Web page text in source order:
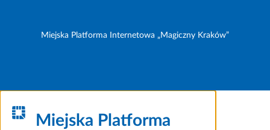
Miejska Platforma Internetowa „Magiczny Kraków”
Miejska Platforma